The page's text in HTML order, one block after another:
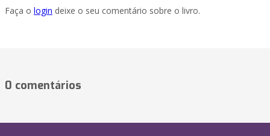
Faça o login deixe o seu comentário sobre o livro.
0 comentários